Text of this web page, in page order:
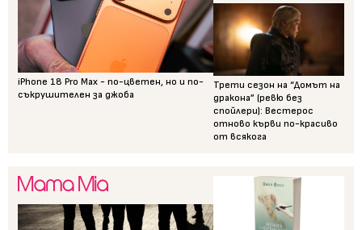
iPhone 18 Pro Max - по-цветен, но и по-
съкрушителен за джоба
Трети сезон на “Домът на
дракона” (ревю без
спойлери): Вестерос
отново кърви по-красиво
от всякога